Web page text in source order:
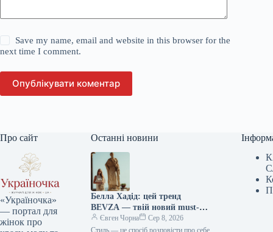
Save my name, email and website in this browser for the
next time I comment.
Опублікувати коментар
Про сайт
«Україночка»
— портал для
жінок про
Останні новини
Белла Хадід: цей тренд
BEVZA — твій новий must-
have сезону!
Євген Чорна
Сер 8, 2026